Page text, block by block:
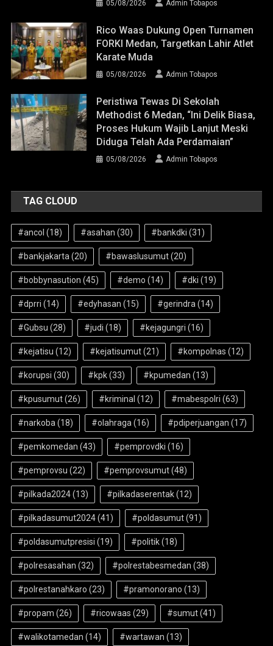
05/08/2026 Admin Tobapos
Rico Waas Dukung Open Turnamen
FORKI Medan, Targetkan Lahir Atlet
Karate Muda
05/08/2026 Admin Tobapos
Peristiwa Tewas Di Sekolah
Methodist 6 Medan, “Ini Delik Biasa,
Proses Hukum Wajib Lanjut Meski
Diduga Telah Ada Perdamaian”
05/08/2026 Admin Tobapos
TAG CLOUD
#ancol (18) #asahan (30) #bankdki (31)
#bankjakarta(20) #bawaslusumut(20)
#bobbynasution (45) #demo (14) #dki (19)
#dprri (14) #edyhasan (15) #gerindra(14)
#Gubsu (28) #judi (18) #kejagungri (16)
#kejatisu (12) #kejatisumut(21) #kompolnas (12)
#korupsi (30) #kpk(33) #kpumedan (13)
#kpusumut(26) #kriminal (12) #mabespolri (63)
#narkoba(18) #olahraga(16) #pdiperjuangan (17)
#pemkomedan (43) #pemprovdki (16)
#pemprovsu (22) #pemprovsumut(48)
#pilkada2024(13) #pilkadaserentak(12)
#pilkadasumut2024(41) #poldasumut(91)
#poldasumutpresisi (19) #politik(18)
#polresasahan (32) #polrestabesmedan (38)
#polrestanahkaro (23) #pramonorano (13)
#propam (26) #ricowaas (29) #sumut(41)
#walikotamedan (14) #wartawan (13)